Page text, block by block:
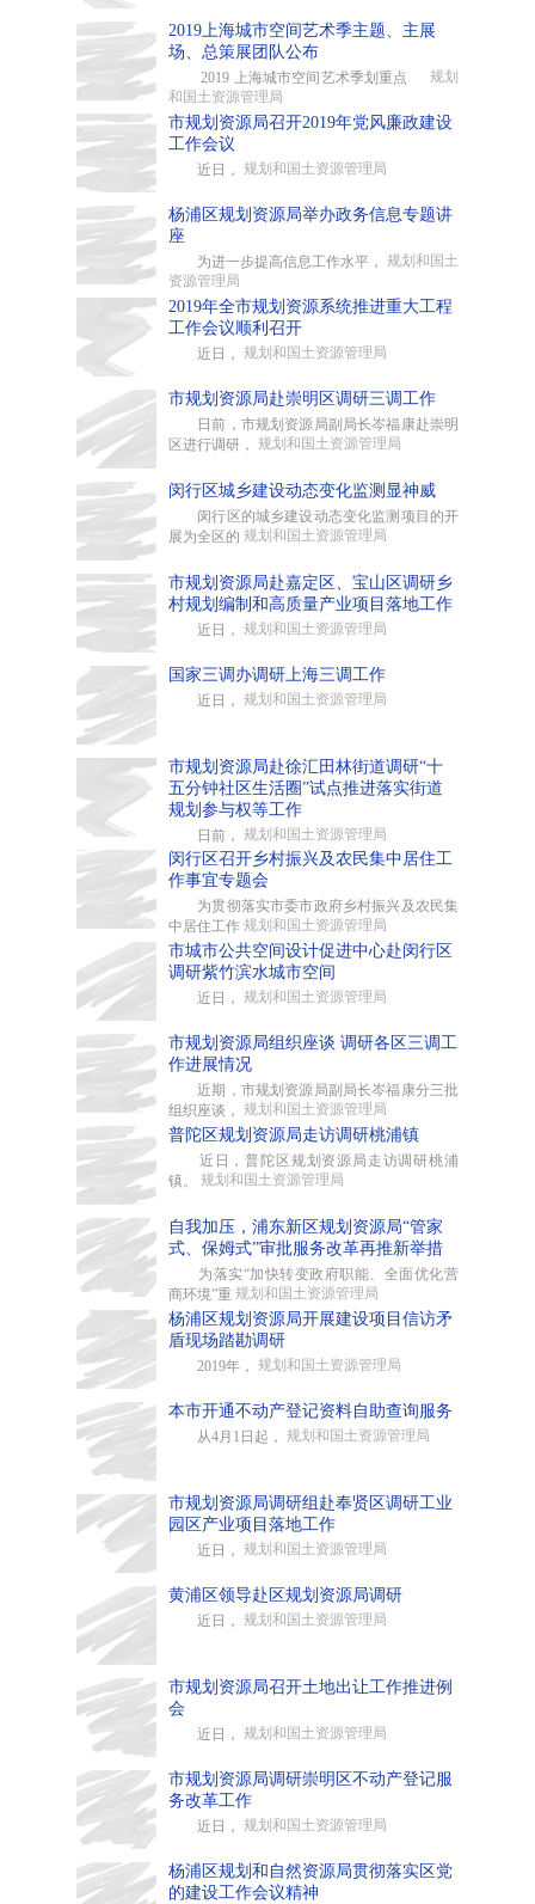
2019上海城市空间艺术季主题、主展
场、总策展团队公布
2019 上海城市空间艺术季划重点 规划
和国土资源管理局
市规划资源局召开2019年党风廉政建设
工作会议
近日， 规划和国土资源管理局
杨浦区规划资源局举办政务信息专题讲
座
为进一步提高信息工作水平， 规划和国土
资源管理局
2019年全市规划资源系统推进重大工程
工作会议顺利召开
近日， 规划和国土资源管理局
市规划资源局赴崇明区调研三调工作
日前，市规划资源局副局长岑福康赴崇明
区进行调研， 规划和国土资源管理局
闵行区城乡建设动态变化监测显神威
闵行区的城乡建设动态变化监测项目的开
展为全区的 规划和国土资源管理局
市规划资源局赴嘉定区、宝山区调研乡
村规划编制和高质量产业项目落地工作
近日， 规划和国土资源管理局
国家三调办调研上海三调工作
近日， 规划和国土资源管理局
市规划资源局赴徐汇田林街道调研“十
五分钟社区生活圈”试点推进落实街道
规划参与权等工作
日前， 规划和国土资源管理局
闵行区召开乡村振兴及农民集中居住工
作事宜专题会
为贯彻落实市委市政府乡村振兴及农民集
中居住工作 规划和国土资源管理局
市城市公共空间设计促进中心赴闵行区
调研紫竹滨水城市空间
近日， 规划和国土资源管理局
市规划资源局组织座谈 调研各区三调工
作进展情况
近期，市规划资源局副局长岑福康分三批
组织座谈， 规划和国土资源管理局
普陀区规划资源局走访调研桃浦镇
近日，普陀区规划资源局走访调研桃浦
镇。 规划和国土资源管理局
自我加压，浦东新区规划资源局“管家
式、保姆式”审批服务改革再推新举措
为落实“加快转变政府职能、全面优化营
商环境”重 规划和国土资源管理局
杨浦区规划资源局开展建设项目信访矛
盾现场踏勘调研
2019年， 规划和国土资源管理局
本市开通不动产登记资料自助查询服务
从4月1日起， 规划和国土资源管理局
市规划资源局调研组赴奉贤区调研工业
园区产业项目落地工作
近日， 规划和国土资源管理局
黄浦区领导赴区规划资源局调研
近日， 规划和国土资源管理局
市规划资源局召开土地出让工作推进例
会
近日， 规划和国土资源管理局
市规划资源局调研崇明区不动产登记服
务改革工作
近日， 规划和国土资源管理局
杨浦区规划和自然资源局贯彻落实区党
的建设工作会议精神